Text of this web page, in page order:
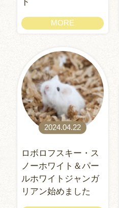
MORE
2024.04.22
ロボロフスキー・ス
ノーホワイト＆パー
ルホワイトジャンガ
リアン始めました